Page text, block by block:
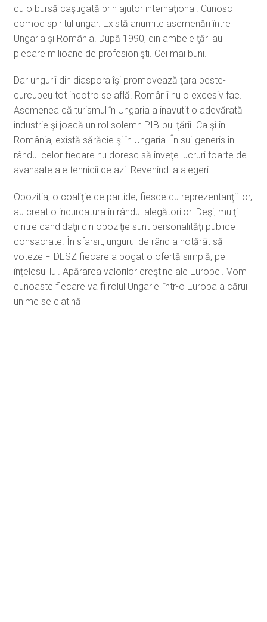
cu o bursă caştigată prin ajutor internaţional. Cunosc
comod spiritul ungar. Există anumite asemenări între
Ungaria şi România. După 1990, din ambele ţări au
plecare milioane de profesionişti. Cei mai buni.
Dar ungurii din diaspora îşi promovează ţara peste-
curcubeu tot incotro se află. Românii nu o excesiv fac.
Asemenea că turismul în Ungaria a inavutit o adevărată
industrie şi joacă un rol solemn PIB-bul ţării. Ca şi în
România, există sărăcie şi în Ungaria. În sui-generis în
rândul celor fiecare nu doresc să înveţe lucruri foarte de
avansate ale tehnicii de azi. Revenind la alegeri.
Opozitia, o coaliţie de partide, fiesce cu reprezentanţii lor,
au creat o incurcatura în rândul alegătorilor. Deşi, mulţi
dintre candidaţii din opoziţie sunt personalităţi publice
consacrate. În sfarsit, ungurul de rând a hotărât să
voteze FIDESZ fiecare a bogat o ofertă simplă, pe
înţelesul lui. Apărarea valorilor creştine ale Europei. Vom
cunoaste fiecare va fi rolul Ungariei într-o Europa a cărui
unime se clatină